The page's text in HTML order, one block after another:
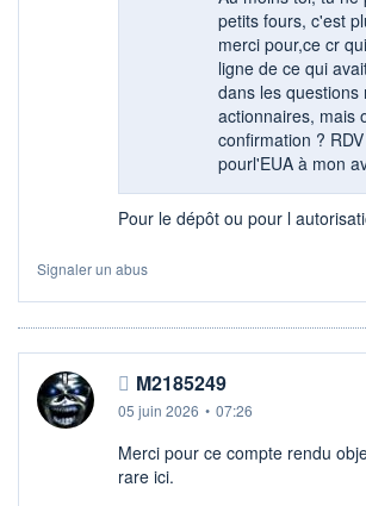
petits fours, c'est
merci pour,ce cr
ligne de ce qui
dans les questions
actionnaires, mais
confirmation ?
pourl'EUA à mon
Pour le dépôt ou pour l
Signaler un abus
M2185249
05 juin 2026 • 07:26
Merci pour ce compte rendu
rare ici.